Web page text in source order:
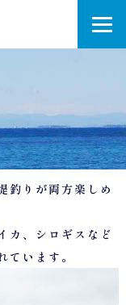
釣りが両方楽しめ
カ、シロギスなど
ています。